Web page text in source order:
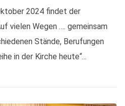
2024 findet der
vielen Wegen …. gemeinsam
Stände, Berufungen
in der Kirche heute“...